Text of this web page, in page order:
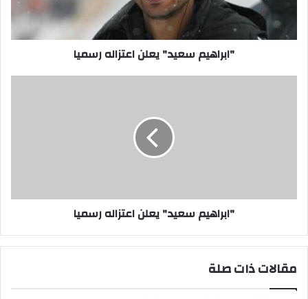
"ابراهيم سعيد" يعلن اعتزاله رسميا
"ابراهيم سعيد" يعلن اعتزاله رسميا
مقالات ذات صلة